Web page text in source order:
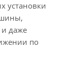
установки
и даже
по